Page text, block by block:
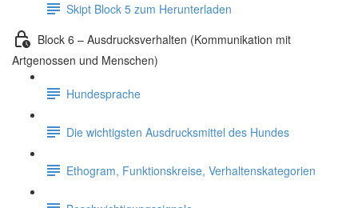
Skipt Block 5 zum Herunterladen
Block 6 – Ausdrucksverhalten (Kommunikation mit
Artgenossen und Menschen)
Hundesprache
Die wichtigsten Ausdrucksmittel des Hundes
Ethogram, Funktionskreise, Verhaltenskategorien